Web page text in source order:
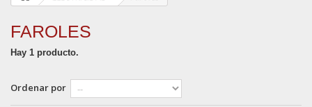
FAROLES
Hay 1 producto.
Ordenar por